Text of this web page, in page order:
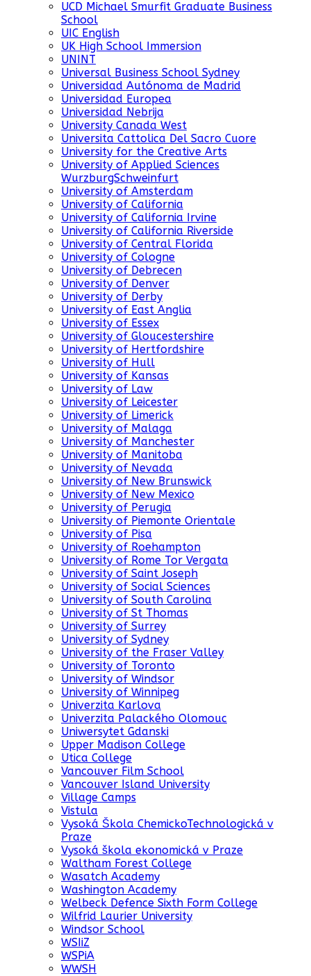
UCD Michael Smurfit Graduate Business
School
UIC English
UK High School Immersion
UNINT
Universal Business School Sydney
Universidad Autónoma de Madrid
Universidad Europea
Universidad Nebrija
University Canada West
Universita Cattolica Del Sacro Cuore
University for the Creative Arts
University of Applied Sciences
WurzburgSchweinfurt
University of Amsterdam
University of California
University of California Irvine
University of California Riverside
University of Central Florida
University of Cologne
University of Debrecen
University of Denver
University of Derby
University of East Anglia
University of Essex
University of Gloucestershire
University of Hertfordshire
University of Hull
University of Kansas
University of Law
University of Leicester
University of Limerick
University of Malaga
University of Manchester
University of Manitoba
University of Nevada
University of New Brunswick
University of New Mexico
University of Perugia
University of Piemonte Orientale
University of Pisa
University of Roehampton
University of Rome Tor Vergata
University of Saint Joseph
University of Social Sciences
University of South Carolina
University of St Thomas
University of Surrey
University of Sydney
University of the Fraser Valley
University of Toronto
University of Windsor
University of Winnipeg
Univerzita Karlova
Univerzita Palackého Olomouc
Uniwersytet Gdanski
Upper Madison College
Utica College
Vancouver Film School
Vancouver Island University
Village Camps
Vistula
Vysoká Škola ChemickoTechnologická v
Praze
Vysoká škola ekonomická v Praze
Waltham Forest College
Wasatch Academy
Washington Academy
Welbeck Defence Sixth Form College
Wilfrid Laurier University
Windsor School
WSIiZ
WSPiA
WWSH